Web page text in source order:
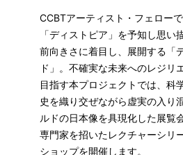
CCBTアーティスト・フェロー
「ディストピア」を予知し思い
前向きさに着目し、展開する「
ド」。不確実な未来へのレジリ
目指す本プロジェクトでは、科
史を織り交ぜながら虚実の入り
ルドの日本像を具現化した展覧
専門家を招いたレクチャーシリ
ショップを開催します。